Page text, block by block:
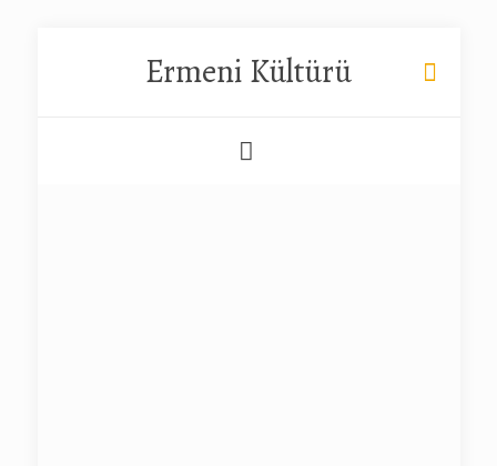
Ermeni Kültürü